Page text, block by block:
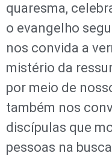
quaresma,
o evangelho
nos convida a
mistério da
por meio de
também nos
discípulas que
pessoas na